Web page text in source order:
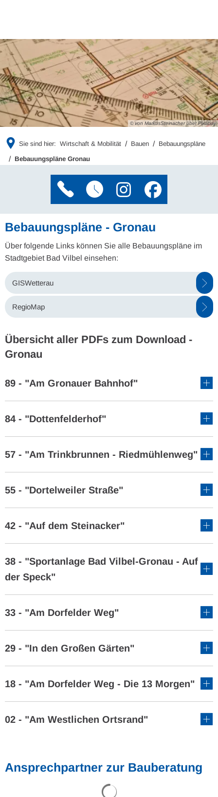
© von MarkusSteinacher über Pixabay
Sie sind hier: Wirtschaft & Mobilität Bauen Bebauungspläne
Bebauungspläne Gronau
Bebauungspläne - Gronau
Über folgende Links können Sie alle Bebauungspläne im
Stadtgebiet Bad Vilbel einsehen:
GISWetterau
RegioMap
Übersicht aller PDFs zum Download -
Gronau
89 - "Am Gronauer Bahnhof"
84 - "Dottenfelderhof"
57 - "Am Trinkbrunnen - Riedmühlenweg"
55 - "Dortelweiler Straße"
42 - "Auf dem Steinacker"
38 - "Sportanlage Bad Vilbel-Gronau - Auf
der Speck"
33 - "Am Dorfelder Weg"
29 - "In den Großen Gärten"
18 - "Am Dorfelder Weg - Die 13 Morgen"
02 - "Am Westlichen Ortsrand"
Ansprechpartner zur Bauberatung